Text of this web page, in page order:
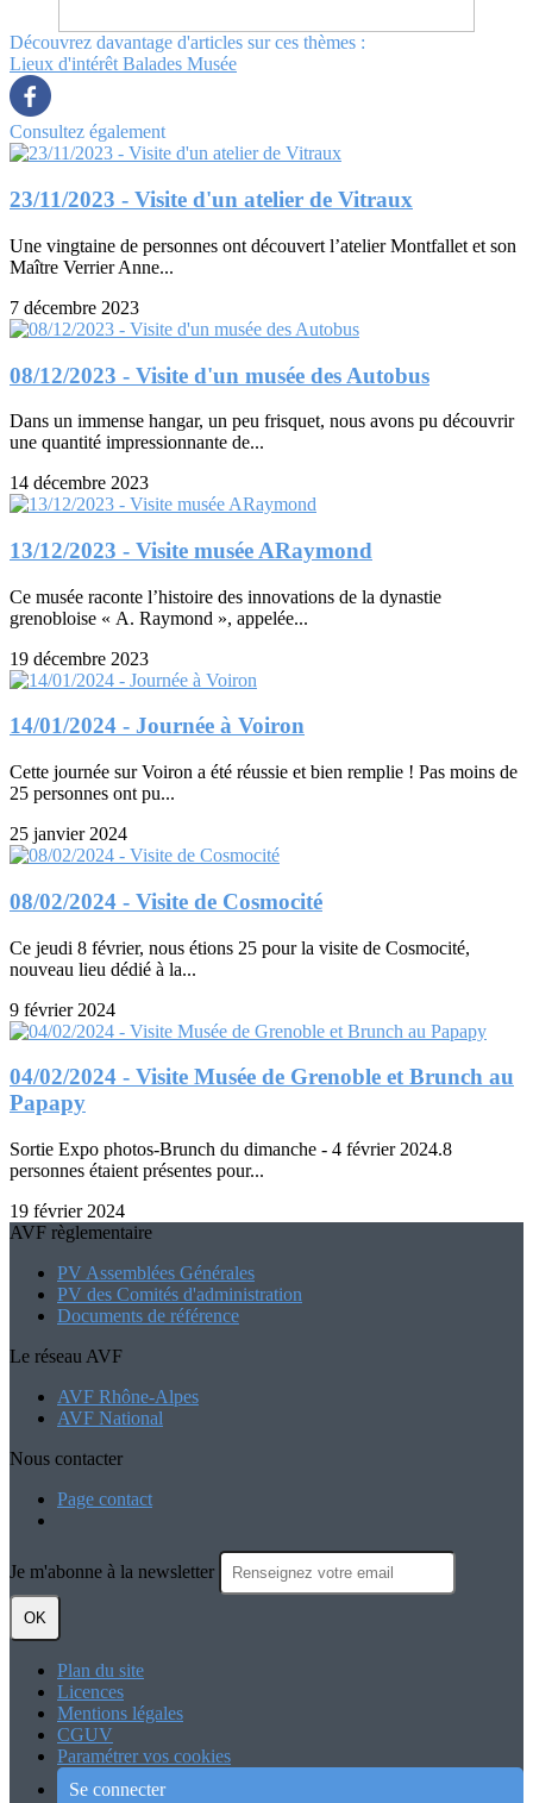
Découvrez davantage d'articles sur ces thèmes :
Lieux d'intérêtBalades Musée
Consultez également
23/11/2023 - Visite d'un atelier de Vitraux
Une vingtaine de personnes ont découvert l’atelier Montfallet et son
Maître Verrier Anne...
7 décembre 2023
08/12/2023 - Visite d'un musée des Autobus
Dans un immense hangar, un peu frisquet, nous avons pu découvrir
une quantité impressionnante de...
14 décembre 2023
13/12/2023 - Visite musée ARaymond
Ce musée raconte l’histoire des innovations de la dynastie
grenobloise « A. Raymond », appelée...
19 décembre 2023
14/01/2024 - Journée à Voiron
Cette journée sur Voiron a été réussie et bien remplie ! Pas moins de
25 personnes ont pu...
25 janvier 2024
08/02/2024 - Visite de Cosmocité
Ce jeudi 8 février, nous étions 25 pour la visite de Cosmocité,
nouveau lieu dédié à la...
9 février 2024
04/02/2024 - Visite Musée de Grenoble et Brunch au
Papapy
Sortie Expo photos-Brunch du dimanche - 4 février 2024.8
personnes étaient présentes pour...
19 février 2024
AVF règlementaire
PV Assemblées Générales
PV des Comités d'administration
Documents de référence
Le réseau AVF
AVF Rhône-Alpes
AVF National
Nous contacter
Page contact
Je m'abonne à la newsletter
OK
Plan du site
Licences
Mentions légales
CGUV
Paramétrer vos cookies
Se connecter